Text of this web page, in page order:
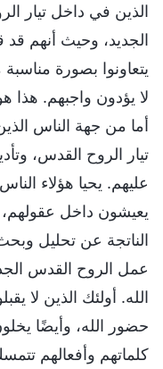
الذين في داخل تيار
الجديد، وحيث أنهم قد
يتعاونوا بصورة
لا يؤدون واجبهم. هذا
أما من جهة الناس
تيار الروح القدس،
عليهم. يحيا هؤلاء
يعيشون داخل عقولهم،
الناتجة عن تحليل
عمل الروح القدس
الله. أولئك الذين لا
حضور الله، وأيضًا
كلماتهم وأفعالهم